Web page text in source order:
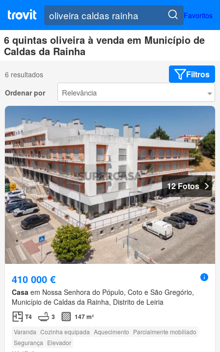
Favoritos
6 quintas oliveira à venda em Município de
Caldas da Rainha
6 resultados Filtros
Ordenar por
12 Fotos
410 000 €
Casa em Nossa Senhora do Pópulo, Coto e São Gregório,
Município de Caldas da Rainha, Distrito de Leiria
T4 3 147 m²
Varanda Cozinha equipada Aquecimento Parcialmente mobiliado
Segurança Elevador